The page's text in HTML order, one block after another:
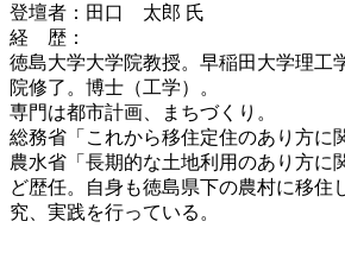
登壇者：田口 太郎 氏
経 歴：
徳島大学大学院教授。早稲田大学理工
院修了。博士（工学）。
専門は都市計画、まちづくり。
総務省「これから移住定住のあり方に
農水省「長期的な土地利用のあり方に
ど歴任。自身も徳島県下の農村に移住
究、実践を行っている。